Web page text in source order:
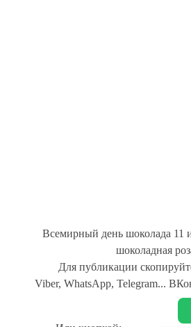
Всемирный день шоколада 11
шоколадная
Для публикации
Viber, WhatsApp, Telegram...